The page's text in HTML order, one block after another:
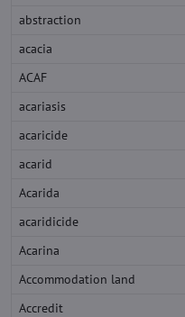
abstraction
acacia
ACAF
acariasis
acaricide
acarid
Acarida
acaridicide
Acarina
Accommodation land
Accredit